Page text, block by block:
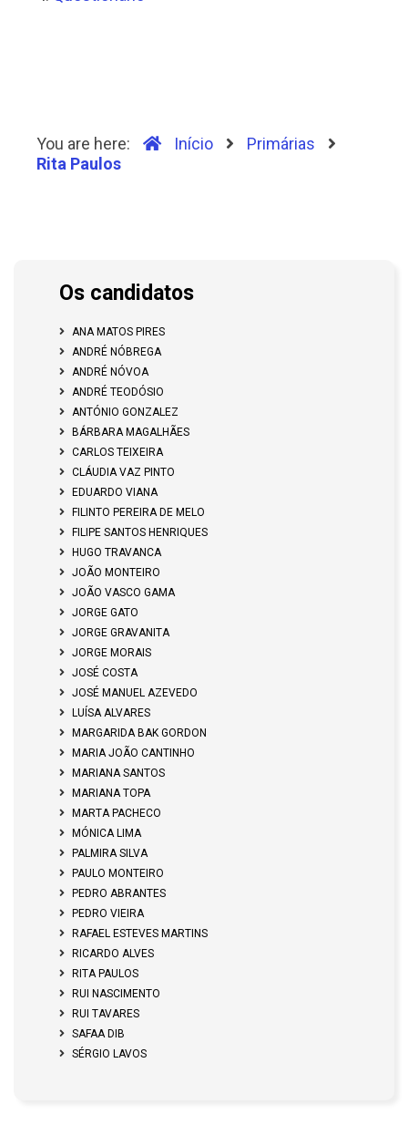
You are here: Início
Primárias
Rita Paulos
Os candidatos
ANA MATOS PIRES
ANDRÉ NÓBREGA
ANDRÉ NÓVOA
ANDRÉ TEODÓSIO
ANTÓNIO GONZALEZ
BÁRBARA MAGALHÃES
CARLOS TEIXEIRA
CLÁUDIA VAZ PINTO
EDUARDO VIANA
FILINTO PEREIRA DE MELO
FILIPE SANTOS HENRIQUES
HUGO TRAVANCA
JOÃO MONTEIRO
JOÃO VASCO GAMA
JORGE GATO
JORGE GRAVANITA
JORGE MORAIS
JOSÉ COSTA
JOSÉ MANUEL AZEVEDO
LUÍSA ALVARES
MARGARIDA BAK GORDON
MARIA JOÃO CANTINHO
MARIANA SANTOS
MARIANA TOPA
MARTA PACHECO
MÓNICA LIMA
PALMIRA SILVA
PAULO MONTEIRO
PEDRO ABRANTES
PEDRO VIEIRA
RAFAEL ESTEVES MARTINS
RICARDO ALVES
RITA PAULOS
RUI NASCIMENTO
RUI TAVARES
SAFAA DIB
SÉRGIO LAVOS